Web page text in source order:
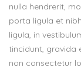
nulla hendrerit,
porta ligula et
ligula, in
tincidunt, gravida
non consectetur